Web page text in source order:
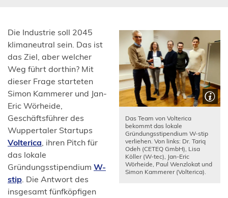
Das Team von Volterica
bekommt das lokale
Gründungsstipendium W-stip
verliehen. Von links: Dr. Tariq
Odeh (CETEQ GmbH), Lisa
Köller (W-tec), Jan-Eric
Wörheide, Paul Wenzlokat und
Simon Kammerer (Volterica).
Die Industrie soll 2045
klimaneutral sein. Das ist
das Ziel, aber welcher
Weg führt dorthin? Mit
dieser Frage starteten
Simon Kammerer und Jan-
Eric Wörheide,
Geschäftsführer des
Wuppertaler Startups
Volterica
(Öffnet
einem
neuen
Tab)
, ihren Pitch für
das lokale
Gründungsstipendium W-
stip
(Öffnet. Die Antwort des
insgesamt fünfköpfigen